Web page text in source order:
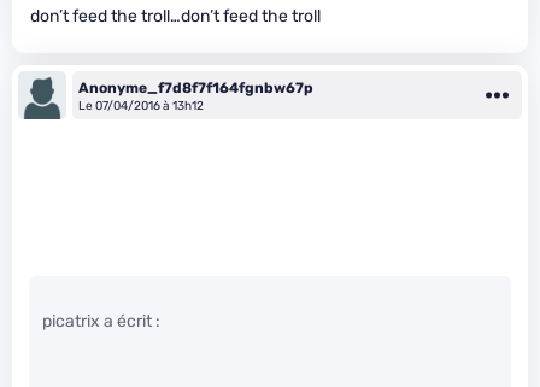
don’t feed the troll…don’t feed the troll
Anonyme_f7d8f7f164fgnbw67p
Le 07/04/2016 à 13h12
picatrix a écrit :